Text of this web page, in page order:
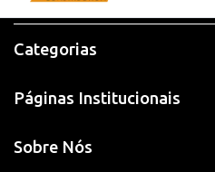
Categorias
Páginas Institucionais
Sobre Nós